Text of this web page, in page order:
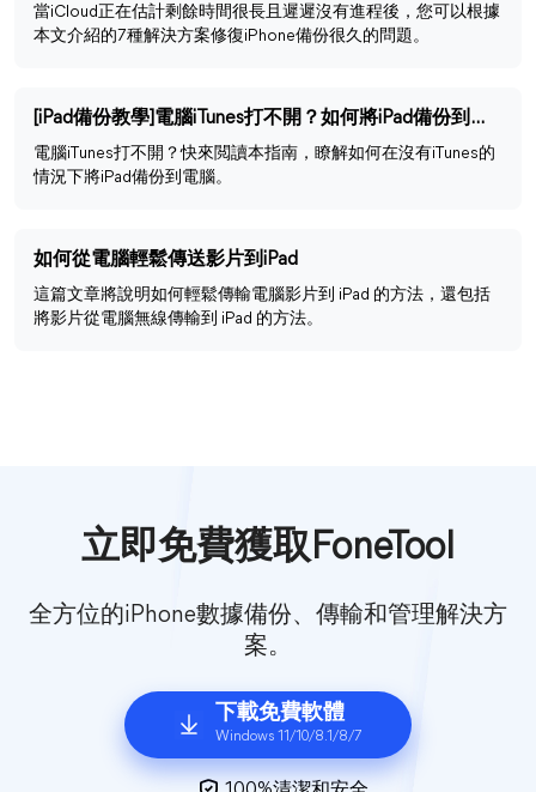
當iCloud正在估計剩餘時間很長且遲遲沒有進程後，您可以根據
本文介紹的7種解決方案修復iPhone備份很久的問題。
[iPad備份教學]電腦iTunes打不開？如何將iPad備份到電腦
電腦iTunes打不開？快來閲讀本指南，瞭解如何在沒有iTunes的
情況下將iPad備份到電腦。
如何從電腦輕鬆傳送影片到iPad
這篇文章將說明如何輕鬆傳輸電腦影片到 iPad 的方法，還包括
將影片從電腦無線傳輸到 iPad 的方法。
立即免費獲取FoneTool
全方位的iPhone數據備份、傳輸和管理解決方
案。
下載免費軟體
Windows 11/10/8.1/8/7